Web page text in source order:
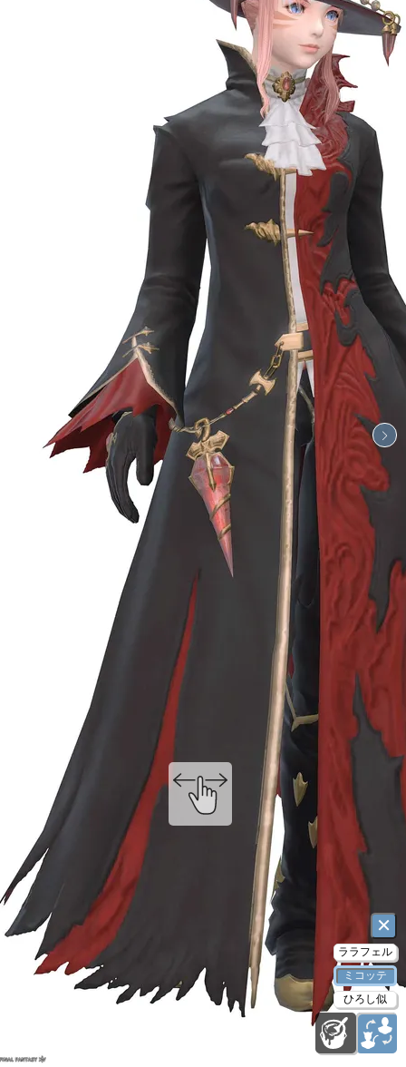
×
ララフェル
ミコッテ
ひろし似